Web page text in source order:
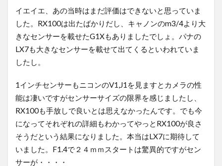
イエイエ、あの当時はまだ評価はできないと思っていま
した。RX100は出たばかりだし、キャノンのm3/4より大
きなセンサーを載せたG1Xもありましたでしょ。パナの
LX7も大きなセンサーを載せて出てくるといわれていま
したし。
1インチセンサーもニコンのV1,J1を見ますとカメラの性
能は凄いですがセンサーサイズの限界を感じましたし、
RX100も手放しで良いとは思えなかったんです。でも今
になってそれぞれの詳細もわかってやっとRX100が良さ
そうだという結果になりました。本当はLX7に期待して
いました。F1.4で２４ｍｍスタートは驚異的ですがセン
サーが・・・・